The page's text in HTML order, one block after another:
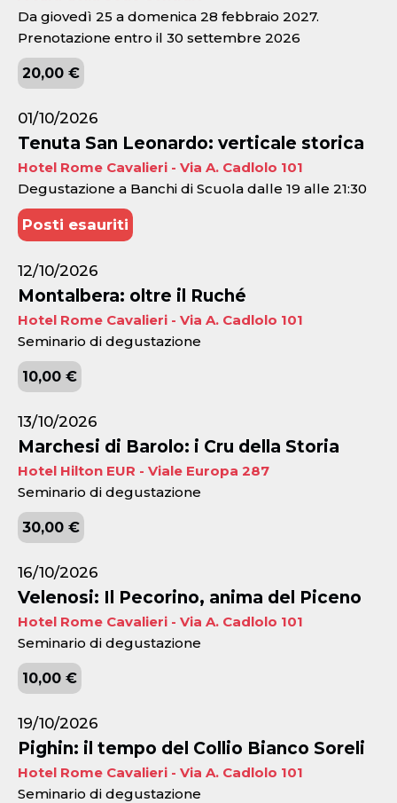
Da giovedì 25 a domenica 28 febbraio 2027.
Prenotazione entro il 30 settembre 2026
20,00 €
01/10/2026
Tenuta San Leonardo: verticale storica
Hotel Rome Cavalieri - Via A. Cadlolo 101
Degustazione a Banchi di Scuola dalle 19 alle 21:30
Posti esauriti
12/10/2026
Montalbera: oltre il Ruché
Hotel Rome Cavalieri - Via A. Cadlolo 101
Seminario di degustazione
10,00 €
13/10/2026
Marchesi di Barolo: i Cru della Storia
Hotel Hilton EUR - Viale Europa 287
Seminario di degustazione
30,00 €
16/10/2026
Velenosi: Il Pecorino, anima del Piceno
Hotel Rome Cavalieri - Via A. Cadlolo 101
Seminario di degustazione
10,00 €
19/10/2026
Pighin: il tempo del Collio Bianco Soreli
Hotel Rome Cavalieri - Via A. Cadlolo 101
Seminario di degustazione